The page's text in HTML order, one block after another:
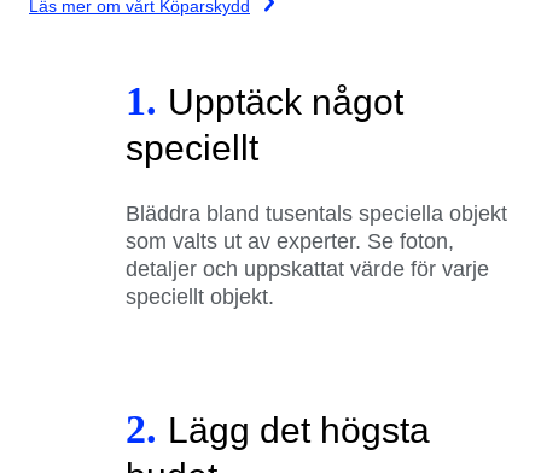
Läs mer om vårt Köparskydd
1. Upptäck något
speciellt
Bläddra bland tusentals speciella objekt
som valts ut av experter. Se foton,
detaljer och uppskattat värde för varje
speciellt objekt.
2. Lägg det högsta